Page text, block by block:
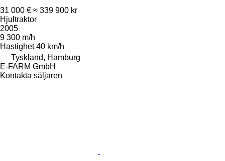
31 000 € ≈ 339 900 kr
Hjultraktor
2005
9 300 m/h
Hastighet 40 km/h
Tyskland, Hamburg
E-FARM GmbH
Kontakta säljaren